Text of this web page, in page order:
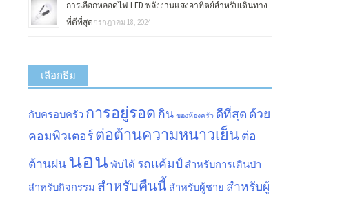
การเลือกหลอดไฟ LED พลังงานแสงอาทิตย์สำหรับเดินทาง
ที่ดีที่สุดกรกฎาคม 18, 2024
เลือกธีม
กับครอบครัว การอยู่รอด กิน ของห้องครัว ดีที่สุด ด้วย
คอมพิวเตอร์ต่อต้านความหนาวเย็นต่อ
ต้านฝนนอนพับได้ รถแค้มป์ สำหรับการเดินป่า
สำหรับกิจกรรม สำหรับคืนนี้ สำหรับผู้ชาย สำหรับผู้